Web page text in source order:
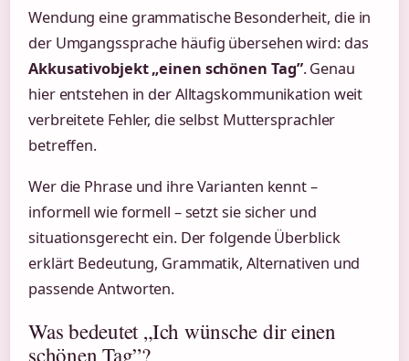
Wendung eine grammatische Besonderheit, die in
der Umgangssprache häufig übersehen wird: das
Akkusativobjekt „einen schönen Tag”. Genau
hier entstehen in der Alltagskommunikation weit
verbreitete Fehler, die selbst Muttersprachler
betreffen.
Wer die Phrase und ihre Varianten kennt –
informell wie formell – setzt sie sicher und
situationsgerecht ein. Der folgende Überblick
erklärt Bedeutung, Grammatik, Alternativen und
passende Antworten.
Was bedeutet „Ich wünsche dir einen
schönen Tag”?